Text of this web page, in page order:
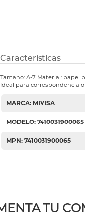
Características
Tamano: A-7 Material: papel
Ideal para correspondencia
MARCA: MIVISA
MODELO: 7410031900065
MPN: 7410031900065
TU